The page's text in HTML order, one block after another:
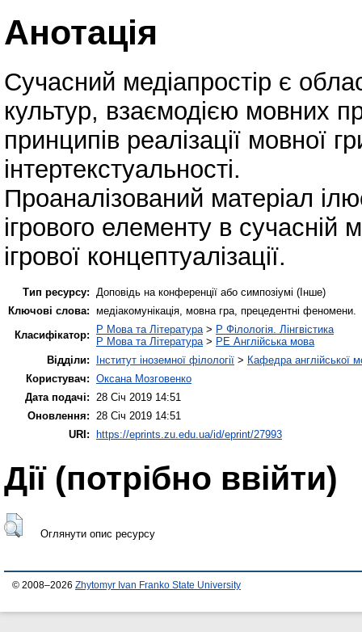
Анотація
Сучасний медіапростір є
культур, взаємодією мовних
принципів реалізації мовної
інтертекстуальності.
Проаналізований матеріал
ігрового елементу в сучасній
ігрової концептуалізації.
Тип ресурсу:
Доповідь на конференції або симпозіумі (Інше)
Ключові слова: медіакомунікація, мовна гра, прецедентні феномени.
Класифікатор:
P Мова та Література > P Філологія. Лінгвістика
P Мова та Література > PE Англійська мова
Відділи:
Інститут іноземної філології > Кафедра англійської
Користувач: Оксана Мозговенко
Дата подачі:
28 Січ 2019 14:51
Оновлення:
28 Січ 2019 14:51
URI: https://eprints.zu.edu.ua/id/eprint/27993
Дії ​​(потрібно ввійти)
Оглянути опис ресурсу
© 2008–2026 Zhytomyr Ivan Franko State University